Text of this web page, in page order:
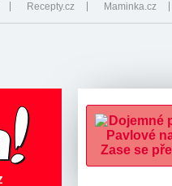
Recepty.cz Maminka.cz